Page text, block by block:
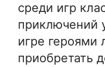
среди игр
приключений
игре героями
приобретать